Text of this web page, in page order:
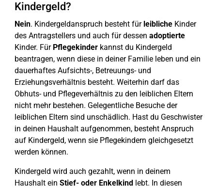
Kindergeld?
Nein. Kindergeldanspruch besteht für leibliche Kinder
des Antragstellers und auch für dessen adoptierte
Kinder. Für Pflegekinder kannst du Kindergeld
beantragen, wenn diese in deiner Familie leben und ein
dauerhaftes Aufsichts-, Betreuungs- und
Erziehungsverhältnis besteht. Weiterhin darf das
Obhuts- und Pflegeverhältnis zu den leiblichen Eltern
nicht mehr bestehen. Gelegentliche Besuche der
leiblichen Eltern sind unschädlich. Hast du Geschwister
in deinen Haushalt aufgenommen, besteht Anspruch
auf Kindergeld, wenn sie Pflegekindern gleichgesetzt
werden können.
Kindergeld wird auch gezahlt, wenn in deinem
Haushalt ein Stief- oder Enkelkind lebt. In diesen